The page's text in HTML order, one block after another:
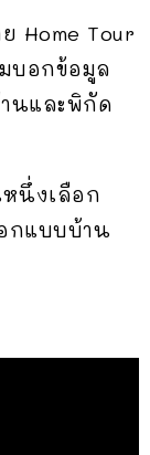
Home Tour
บอกข้อมูล
นและพิกัด
นึ่งเลือก
กแบบบ้าน